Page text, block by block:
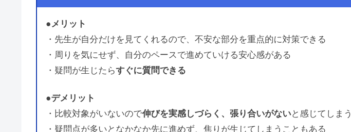
●メリット
・先生が自分だけを見てくれるので、不安な部分を重点的に対策できる
・周りを気にせず、自分のペースで進めていける安心感がある
・疑問が生じたらすぐに質問できる
●デメリット
・比較対象がいないので伸びを実感しづらく、張り合いがないと感じてしまう
・疑問点が多いとなかなか先に進めず、焦りが生じてしまうこともある